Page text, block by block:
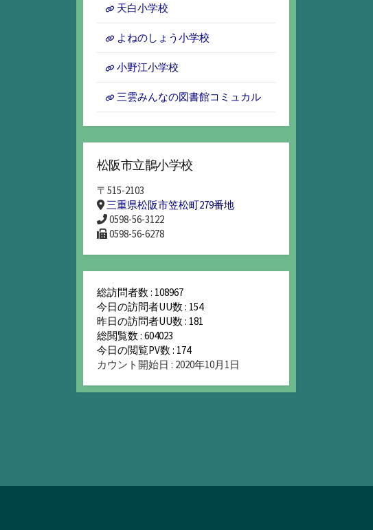
天白小学校
よねのしょう小学校
小野江小学校
三雲みんなの図書館コミュカル
松阪市立鵲小学校
〒515-2103
三重県松阪市笠松町279番地
0598-56-3122
0598-56-6278
総訪問者数 : 108967
今日の訪問者UU数 : 154
昨日の訪問者UU数 : 181
総閲覧数 : 604023
今日の閲覧PV数 : 174
カウント開始日 : 2020年10月1日